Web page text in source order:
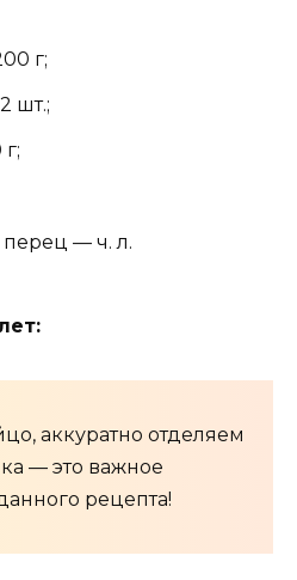
г;
шт.;
— ч. л.
аккуратно отделяем
— это важное
рецепта!